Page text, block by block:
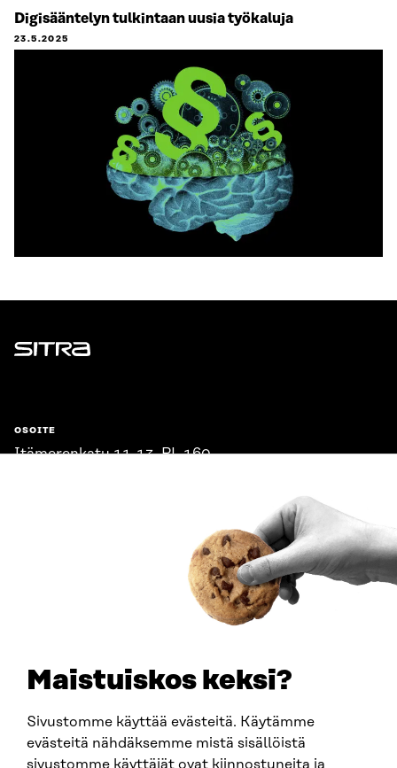
Maistuiskos keksi?
Sivustomme käyttää evästeitä. Käytämme
evästeitä nähdäksemme mistä sisällöistä
sivustomme käyttäjät ovat kiinnostuneita ja
Digisääntelyn tulkintaan uusia työkaluja
23.5.2025
Sitra
OSOITE
Itämerenkatu 11-13, PL 160,
SITRA SOSIAALISESSA MEDIASSA